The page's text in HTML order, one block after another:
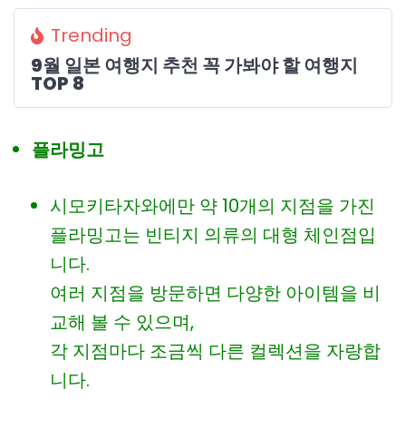
Trending
9월 일본 여행지 추천 꼭 가봐야 할 여행지
TOP 8
플라밍고
시모키타자와에만 약 10개의 지점을 가진
플라밍고는 빈티지 의류의 대형 체인점입
니다.
여러 지점을 방문하면 다양한 아이템을 비
교해 볼 수 있으며,
각 지점마다 조금씩 다른 컬렉션을 자랑합
니다.